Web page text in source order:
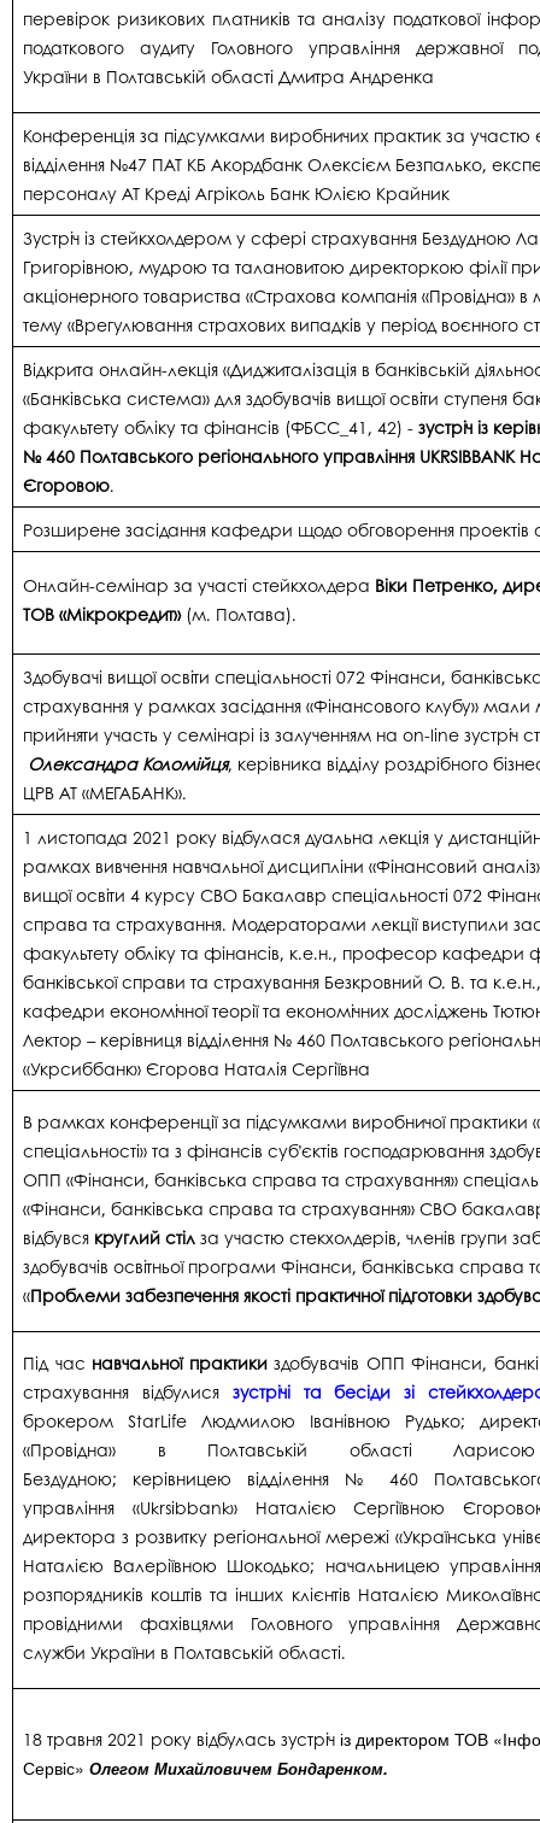
перевірок ризикових платників та аналізу податкової
податкового аудиту Головного управління державної
України в Полтавській області Дмитра Андренка
Конференція за підсумками виробничих практик за участю
відділення №47 ПАТ КБ Акордбанк Олексієм Безпалько,
персоналу АТ Креді Агріколь Банк Юлією Крайник
Зустріч із стейкхолдером у сфері страхування Бездудною
Григорівною, мудрою та талановитою директоркою філії
акціонерного товариства «Страхова компанія «Провідна»
тему «Врегулювання страхових випадків у період воєнного
Відкрита онлайн-лекція «Диджиталізація в банківській
«Банківська система» для здобувачів вищої освіти ступеня
факультету обліку та фінансів (ФБСС_41, 42) - зустріч із
№ 460 Полтавського регіонального управління UKRSIBBANK
Єгоровою.
Розширене засідання кафедри щодо обговорення проектів
Онлайн-семінар за участі стейкхолдера Віки Петренко,
ТОВ «Мікрокредит»(м. Полтава).
Здобувачі вищої освіти спеціальності 072 Фінанси,
страхування у рамках засідання «Фінансового клубу» мали
прийняти участь у семінарі із залученням на on-line зустріч
Олександра Коломійця, керівника відділу роздрібного
ЦРВ АТ «МЕГАБАНК».
1 листопада 2021 року відбулася дуальна лекція у
рамках вивчення навчальної дисципліни «Фінансовий
вищої освіти 4 курсу СВО Бакалавр спеціальності 072
справа та страхування. Модераторами лекції виступили
факультету обліку та фінансів, к.е.н., професор кафедри
банківської справи та страхування Безкровний О. В. та
кафедри економічної теорії та економічних досліджень
Лектор – керівниця відділення № 460 Полтавського
«Укрсиббанк» Єгорова Наталія Сергіївна
В рамках конференції за підсумками виробничої практики
спеціальності» та з фінансів суб’єктів господарювання
ОПП «Фінанси, банківська справа та страхування»
«Фінанси, банківська справа та страхування» СВО
відбувся круглий стіл за участю стекхолдерів, членів групи
здобувачів освітньої програми Фінанси, банківська справа
«Проблеми забезпечення якості практичної підготовки
Під час навчальної практикиздобувачів ОПП Фінанси,
страхування відбулися зустрічі та бесіди зі
брокером StarLife Людмилою Іванівною Рудько;
«Провідна» в Полтавській області Ларисою
Бездудною; керівницею відділення № 460
управління «Ukrsibbank» Наталією Сергіївною
директора з розвитку регіональної мережі «Українська
Наталією Валеріївною Шокодько; начальницею
розпорядників коштів та інших клієнтів Наталією
провідними фахівцями Головного управління
служби України в Полтавській області.
18 травня 2021 року відбулась зустріч із директором ТОВ
Сервіс» Олегом Михайловичем Бондаренком.